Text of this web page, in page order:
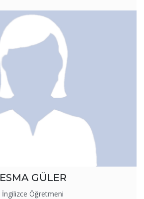
ESMA GÜLER
İngilizce Öğretmeni